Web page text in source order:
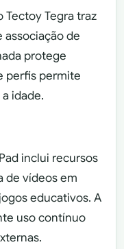
Tegra traz
associação de
protege
perfis permite
idade.
inclui recursos
de vídeos em
educativos. A
uso contínuo